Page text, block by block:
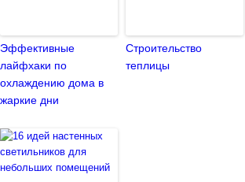
Эффективные
лайфхаки по
охлаждению дома в
жаркие дни
Строительство
теплицы